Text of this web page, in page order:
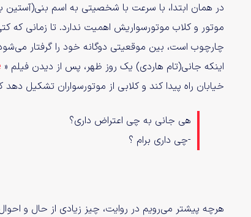
در همان ابتدا، با سرعت با شخصیتی به اسم
موتور و کلاب موتورسواریش اهمیت ندارد. تا زمانی
چارچوب است، بین موقعیتی دوگانه خود را گرفتار
اینکه جانی(تام هاردی) یک روز ظهر، پس از دیدن فیلم «
خیابان راه پیدا کند و کلابی از موتورسواران تشکیل
هی جانی به چی اعتراض داری؟
-چی داری برام ؟
هرچه پیشتر می‌رویم در روایت، چیز زیادی از حال و